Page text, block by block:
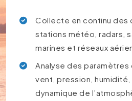
Collecte en continu des
stations météo, radars,
marines et réseaux
Analyse des paramètres
vent, pression,
dynamique de